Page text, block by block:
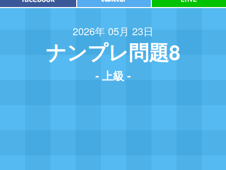
2026年 05月 23日
ナンプレ問題8
- 上級 -